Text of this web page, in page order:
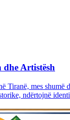
Artistësh
mes shumë
ndërtojnë